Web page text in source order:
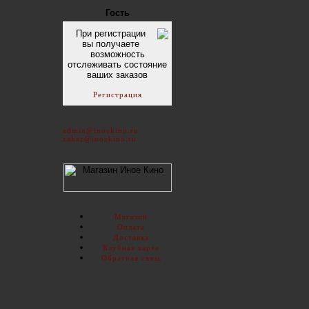
Гость
При регистрации
вы получаете
возможность
отслеживать состояние
ваших заказов
Регистрация
admin@inoekino.ru
zakaz@inoekino.ru
Магазин
Оплата
Доставка
Клубная карта
Обратная связь